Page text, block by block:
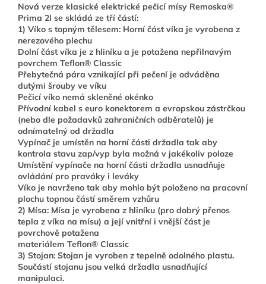
Nová verze klasické elektrické pečicí mísy Remoska®
Prima 2l se skládá ze tří částí:
1) Víko s topným tělesem: Horní část víka je vyrobena z
nerezového plechu
Dolní část víka je z hliníku a je potažena nepřilnavým
povrchem Teflon® Classic
Přebytečná pára vznikající při pečení je odváděna
dutými šrouby ve víku
Pečicí víko nemá skleněné okénko
Přívodní kabel s euro konektorem a evropskou zástrčkou
(nebo dle požadavků zahraničních odběratelů) je
odnímatelný od držadla
Vypínač je umístěn na horní části držadla tak aby
kontrola stavu zap/vyp byla možná v jakékoliv poloze
Umístění vypínače na horní části držadla usnadňuje
ovládání pro praváky i leváky
Víko je navrženo tak aby mohlo být položeno na pracovní
plochu topnou částí směrem vzhůru
2) Mísa: Mísa je vyrobena z hliníku (pro dobrý přenos
tepla z víka na mísu) a její vnitřní i vnější část je
povrchově potažena
materiálem Teflon® Classic
3) Stojan: Stojan je vyroben z tepelně odolného plastu.
Součástí stojanu jsou velká držadla usnadňující
manipulaci.